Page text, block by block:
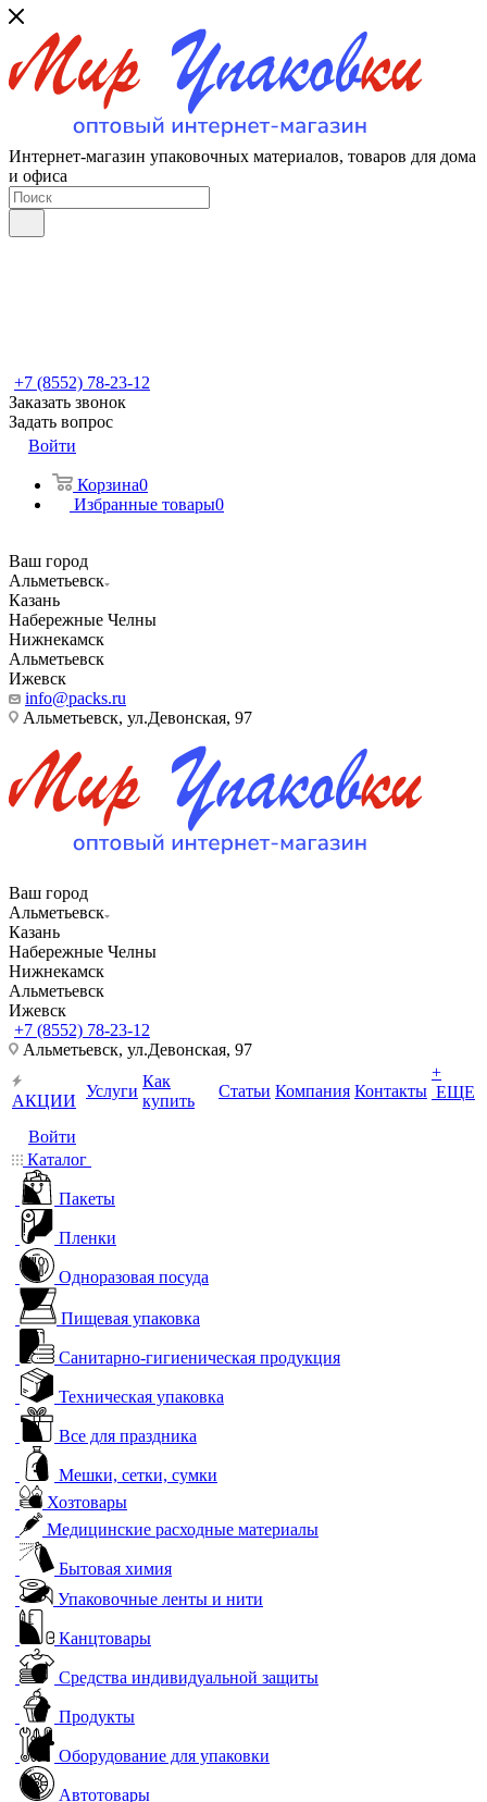
Интернет-магазин упаковочных материалов, товаров для дома
и офиса
+7 (8552) 78-23-12
Заказать звонок
Задать вопрос
Войти
Корзина0
Избранные товары0
Ваш город
Альметьевск
Казань
Набережные Челны
Нижнекамск
Альметьевск
Ижевск
info@packs.ru
Альметьевск, ​ул.Девонская, 97
Ваш город
Альметьевск
Казань
Набережные Челны
Нижнекамск
Альметьевск
Ижевск
+7 (8552) 78-23-12
Альметьевск, ​ул.Девонская, 97
АКЦИИ
Услуги
Как
купить
Статьи Компания Контакты
+
ЕЩЕ
Войти
Каталог
Пакеты
Пленки
Одноразовая посуда
Пищевая упаковка
Санитарно-гигиеническая продукция
Техническая упаковка
Все для праздника
Мешки, сетки, сумки
Хозтовары
Медицинские расходные материалы
Бытовая химия
Упаковочные ленты и нити
Канцтовары
Средства индивидуальной защиты
Продукты
Оборудование для упаковки
Автотовары